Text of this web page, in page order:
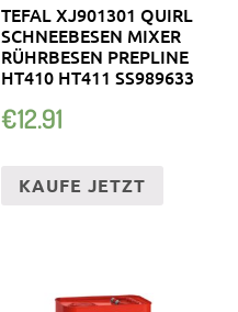
TEFAL XJ901301 QUIRL
SCHNEEBESEN MIXER
RÜHRBESEN PREPLINE
HT410 HT411 SS989633
€12.91
KAUFE JETZT